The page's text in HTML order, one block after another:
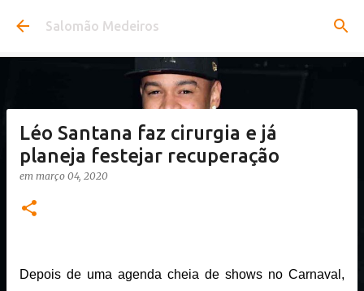
Pular para o conteúdo principal
Salomão Medeiros
Léo Santana faz cirurgia e já
planeja festejar recuperação
em março 04, 2020
Depois de uma agenda cheia de shows no Carnaval,